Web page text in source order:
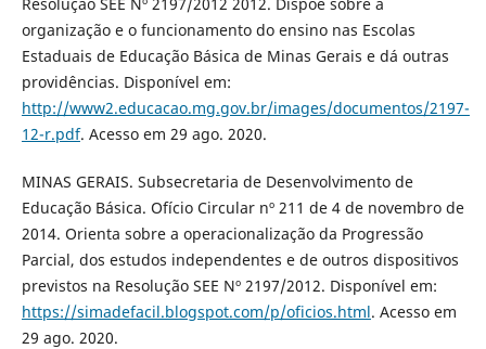
organização e o funcionamento do ensino nas Escolas
Estaduais de Educação Básica de Minas Gerais e dá outras
providências. Disponível em:
http://www2.educacao.mg.gov.br/images/documentos/2197-
12-r.pdf. Acesso em 29 ago. 2020.
MINAS GERAIS. Subsecretaria de Desenvolvimento de
Educação Básica. Ofício Circular nº 211 de 4 de novembro de
2014. Orienta sobre a operacionalização da Progressão
Parcial, dos estudos independentes e de outros dispositivos
previstos na Resolução SEE Nº 2197/2012. Disponível em:
https://simadefacil.blogspot.com/p/oficios.html. Acesso em
29 ago. 2020.